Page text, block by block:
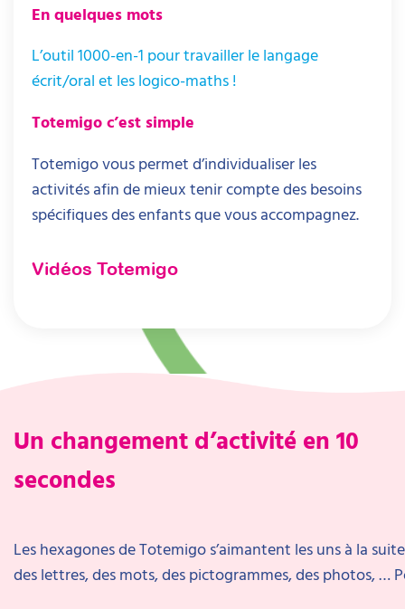
En quelques mots
L’outil 1000-en-1 pour travailler le langage
écrit/oral et les logico-maths !
Totemigo c’est simple
Totemigo vous permet d’individualiser les
activités afin de mieux tenir compte des besoins
spécifiques des enfants que vous accompagnez.
Vidéos Totemigo
Un changement d’activité en 10
secondes
Les hexagones de Totemigo s’aimantent les uns à la
des lettres, des mots, des pictogrammes, des photos, …